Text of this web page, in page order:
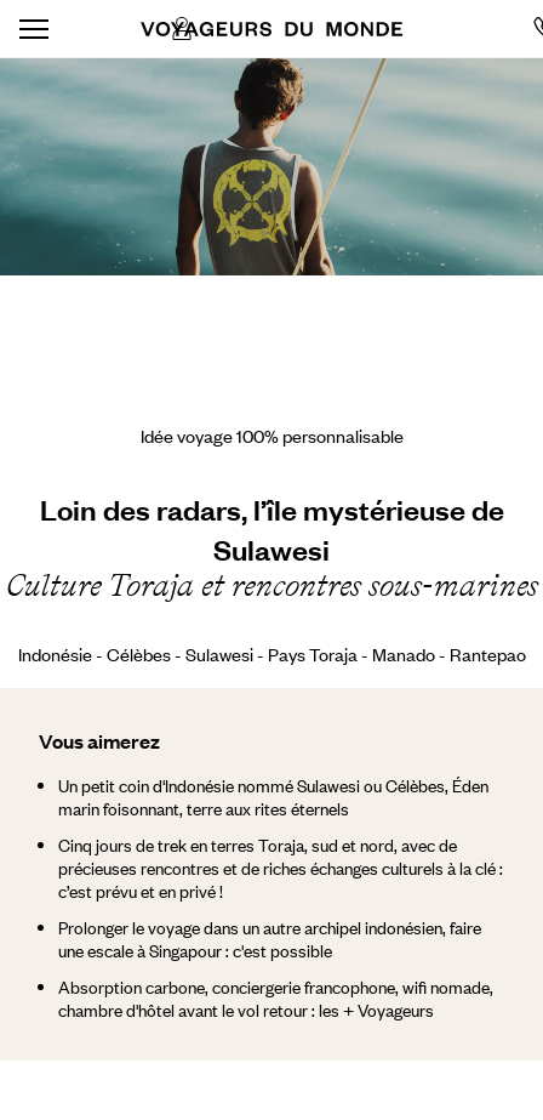
Idée voyage 100% personnalisable
Loin des radars, l’île mystérieuse de
Sulawesi
Culture Toraja et rencontres sous-marines
Indonésie - Célèbes - Sulawesi - Pays Toraja - Manado - Rantepao
Vous aimerez
Un petit coin d'Indonésie nommé Sulawesi ou Célèbes, Éden
marin foisonnant, terre aux rites éternels
Cinq jours de trek en terres Toraja, sud et nord, avec de
précieuses rencontres et de riches échanges culturels à la clé :
c’est prévu et en privé !
Prolonger le voyage dans un autre archipel indonésien, faire
une escale à Singapour : c'est possible
Absorption carbone, conciergerie francophone, wifi nomade,
chambre d'hôtel avant le vol retour : les + Voyageurs